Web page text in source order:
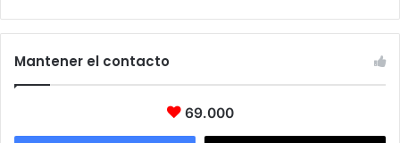
Mantener el contacto
69.000